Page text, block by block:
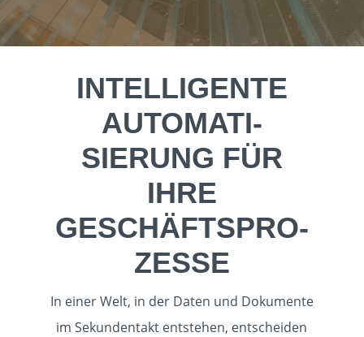
INTELLIGENTE
AUTO­MA­TI­
SIERUNG FÜR
IHRE
GESCHÄFTS­PRO­
ZESSE
In einer Welt, in der Daten und Dokumente
im Sekundentakt entstehen, entscheiden